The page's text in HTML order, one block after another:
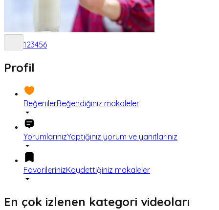
123456
Profil
BeğenilerBeğendiğiniz makaleler
YorumlarınızYaptığınız yorum ve yanıtlarınız
FavorilerinizKaydettiğiniz makaleler
En çok izlenen kategori videoları